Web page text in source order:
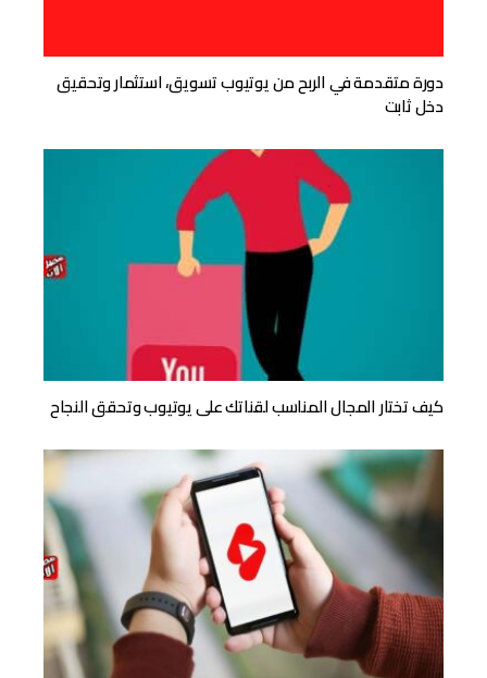
دورة متقدمة في الربح من يوتيوب تسويق، استثمار وتحقيق
دخل ثابت
كيف تختار المجال المناسب لقناتك على يوتيوب وتحقق النجاح